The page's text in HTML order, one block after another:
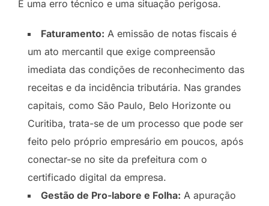
É uma erro técnico e uma situação perigosa.
Faturamento: A emissão de notas fiscais é
um ato mercantil que exige compreensão
imediata das condições de reconhecimento das
receitas e da incidência tributária. Nas grandes
capitais, como São Paulo, Belo Horizonte ou
Curitiba, trata-se de um processo que pode ser
feito pelo próprio empresário em poucos, após
conectar-se no site da prefeitura com o
certificado digital da empresa.
Gestão de Pro-labore e Folha: A apuração